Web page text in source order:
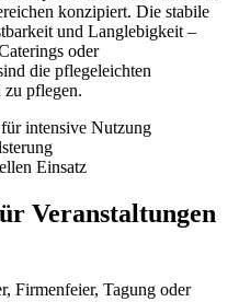
konzipiert. Die stabile
und Langlebigkeit –
oder
die pflegeleichten
pflegen.
intensive Nutzung
Einsatz
Veranstaltungen
Firmenfeier, Tagung oder